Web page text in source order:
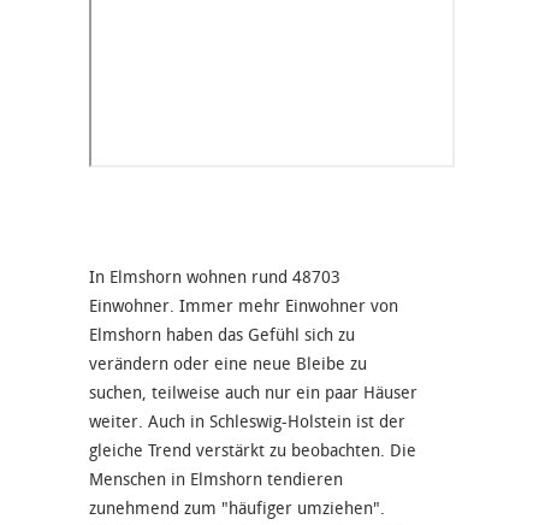
In Elmshorn wohnen rund 48703
Einwohner. Immer mehr Einwohner von
Elmshorn haben das Gefühl sich zu
verändern oder eine neue Bleibe zu
suchen, teilweise auch nur ein paar Häuser
weiter. Auch in Schleswig-Holstein ist der
gleiche Trend verstärkt zu beobachten. Die
Menschen in Elmshorn tendieren
zunehmend zum "häufiger umziehen".